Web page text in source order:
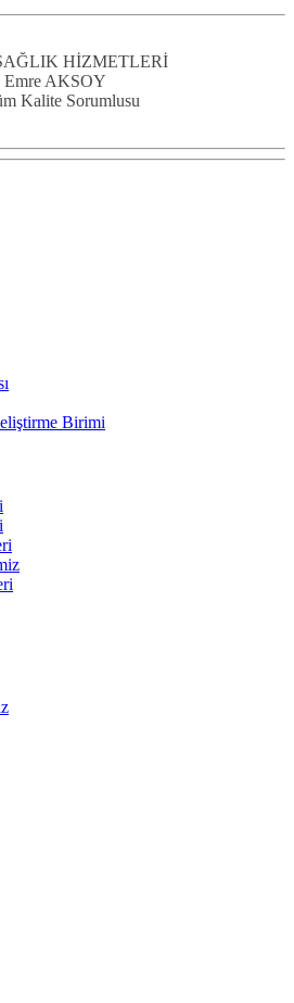
HİZMETLERİ
Emre AKSOY
Kalite Sorumlusu
Birimi